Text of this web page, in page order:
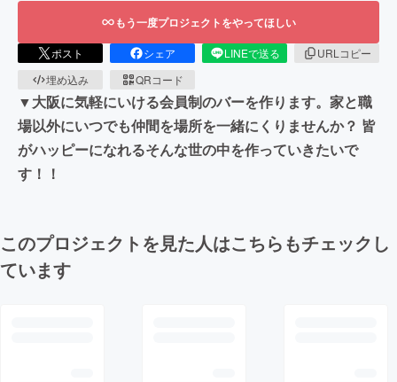
もう一度プロジェクトをやってほしい
ポスト シェア LINEで送る
URLコピー
埋め込み
QRコード
▼大阪に気軽にいける会員制のバーを作ります。家と職
場以外にいつでも仲間を場所を一緒にくりませんか？ 皆
がハッピーになれるそんな世の中を作っていきたいで
す！！
このプロジェクトを見た人はこちらもチェックし
ています